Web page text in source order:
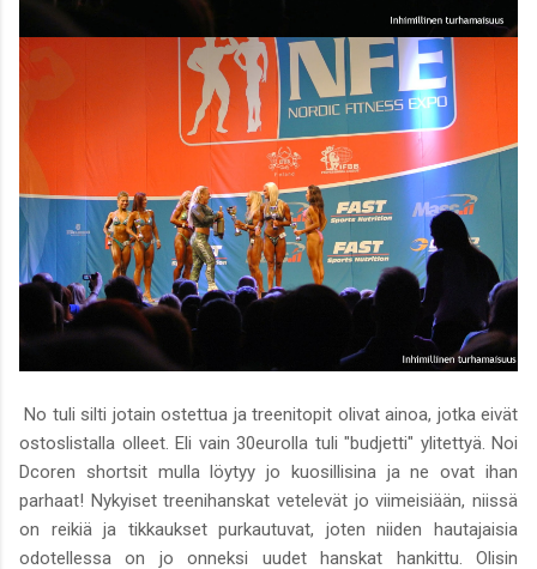
No tuli silti jotain ostettua ja treenitopit olivat ainoa, jotka eivät
ostoslistalla olleet. Eli vain 30eurolla tuli "budjetti" ylitettyä. Noi
Dcoren shortsit mulla löytyy jo kuosillisina ja ne ovat ihan
parhaat! Nykyiset treenihanskat vetelevät jo viimeisiään, niissä
on reikiä ja tikkaukset purkautuvat, joten niiden hautajaisia
odotellessa on jo onneksi uudet hanskat hankittu. Olisin